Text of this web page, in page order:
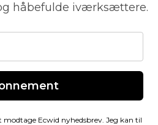
håbefulde iværksættere.
Ecwid nyhedsbrev. Jeg kan til